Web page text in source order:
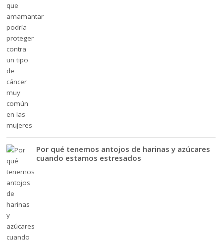
Por qué tenemos antojos de harinas y azúcares
cuando estamos estresados